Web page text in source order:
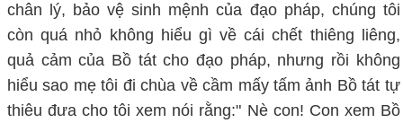
chân lý, bảo vệ sinh mệnh của đạo pháp, chúng tôi
còn quá nhỏ không hiểu gì về cái chết thiêng liêng,
quả cảm của Bồ tát cho đạo pháp, nhưng rồi không
hiểu sao mẹ tôi đi chùa về cầm mấy tấm ảnh Bồ tát tự
thiêu đưa cho tôi xem nói rằng:" Nè con! Con xem Bồ